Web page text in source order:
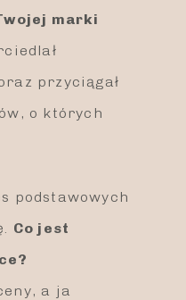
marki
przyciągał
o których
podstawowych
Co jest
a ja